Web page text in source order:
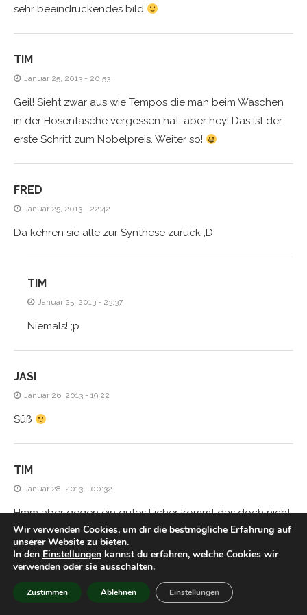
sehr beeindruckendes bild
TIM
Januar 25, 2013 - 20:53
Geil! Sieht zwar aus wie Tempos die man beim Waschen
in der Hosentasche vergessen hat, aber hey! Das ist der
erste Schritt zum Nobelpreis. Weiter so!
FRED
Januar 25, 2013 - 22:42
Da kehren sie alle zur Synthese zurück ;D
TIM
Januar 25, 2013 - 23:37
Niemals! ;p
JASI
Januar 26, 2013 - 19:22
Süß
TIM
Januar 28, 2013 - 00:32
Hmm aber gegen ein gutes Licher kommt das doch nicht
an, oder?
HIACYNTA
Januar 28, 2013 - 21:54
Wir verwenden Cookies, um dir die bestmögliche Erfahrung auf
unserer Website zu bieten.
In den Einstellungen kannst du erfahren, welche Cookies wir
verwenden oder sie ausschalten.
Zustimmen Ablehnen Einstellungen